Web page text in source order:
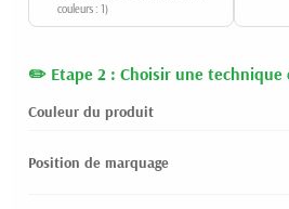
couleurs : 1)
Etape 2 : Choisir une technique
Couleur du produit
Position de marquage